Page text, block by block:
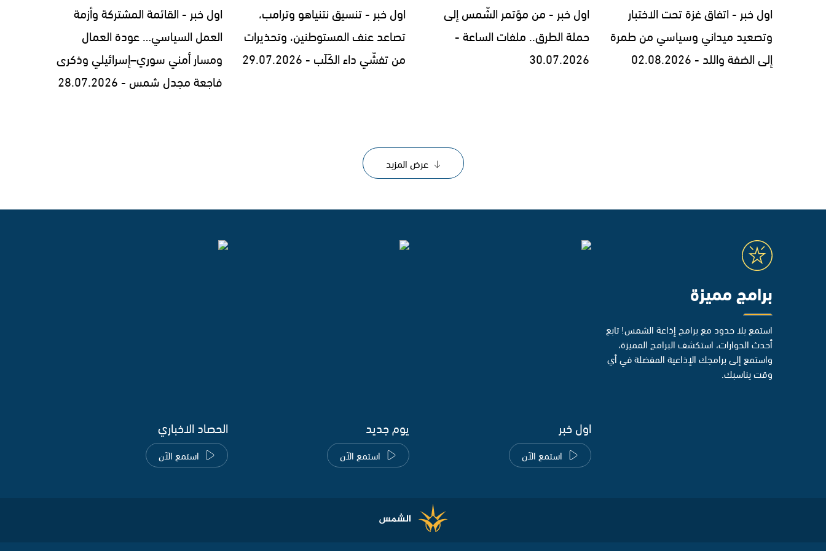
اول خبر - اتفاق غزة تحت الاختبار
وتصعيد ميداني وسياسي من طمرة
إلى الضفة واللد - 02.08.2026
اول خبر - من مؤتمر الشّمس إلى
حملة الطرق.. ملفات الساعة -
30.07.2026
اول خبر - تنسيق نتنياهو وترامب،
تصاعد عنف المستوطنين، وتحذيرات
من تفشّي داء الكَلَب - 29.07.2026
اول خبر - القائمة المشتركة وأزمة
العمل السياسي… عودة العمال
ومسار أمني سوري–إسرائيلي وذكرى
فاجعة مجدل شمس - 28.07.2026
عرض المزيد
برامج مميزة
استمع بلا حدود مع برامج إذاعة الشمس! تابع
أحدث الحوارات، استكشف البرامج المميزة،
واستمع إلى برامجك الإذاعية المفضلة في أي
وقت يناسبك.
اول خبر
استمع الآن
يوم جديد
استمع الآن
الحصاد الاخباري
استمع الآن